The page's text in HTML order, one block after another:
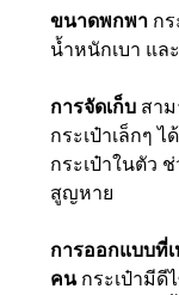
ขนาดพกพา ก
น้ำหนักเบา แล
การจัดเก็บ สา
กระเป๋าเล็กๆ
กระเป๋าในตัว
สูญหาย
การออกแบบที่
คนกระเป๋ามีดี